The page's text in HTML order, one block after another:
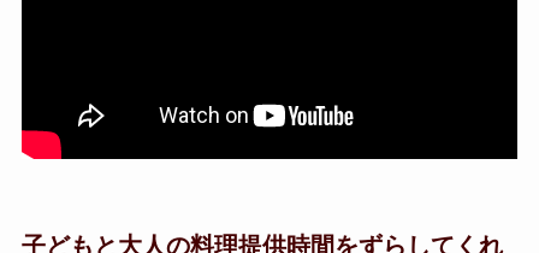
子どもと大人の料理提供時間をずらしてくれ